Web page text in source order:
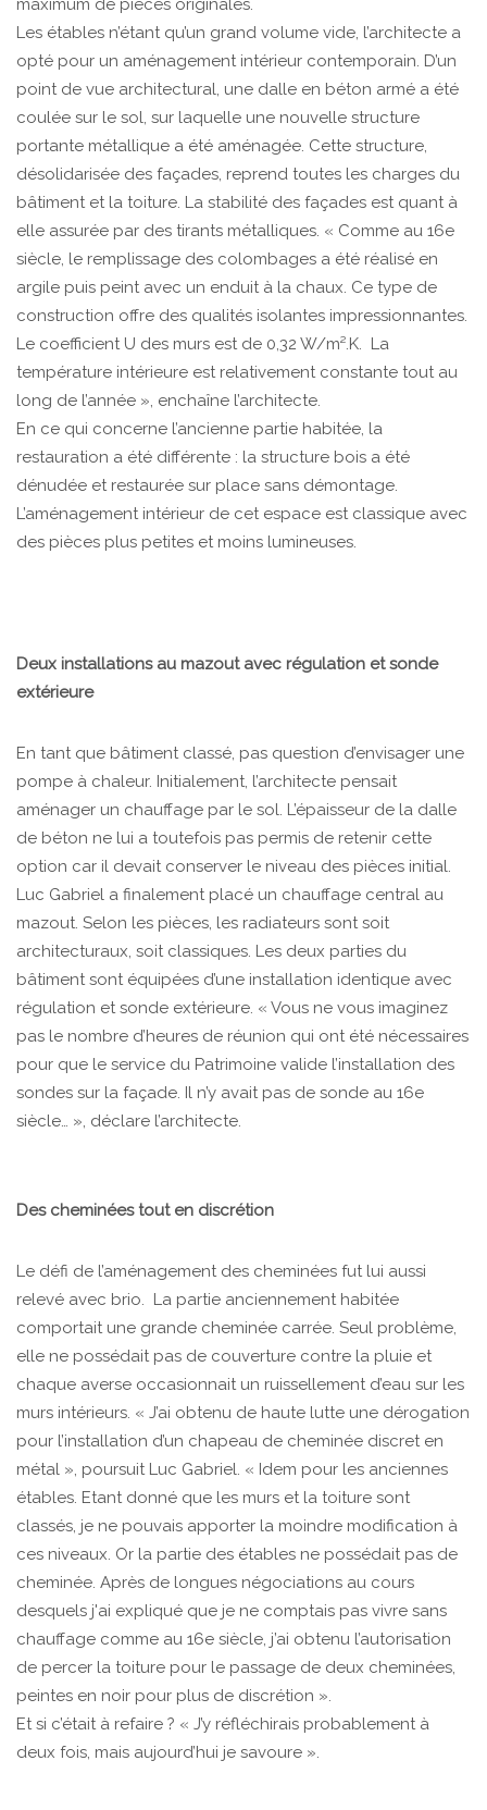
maximum de pièces originales.
Les étables n’étant qu’un grand volume vide, l’architecte a
opté pour un aménagement intérieur contemporain. D’un
point de vue architectural, une dalle en béton armé a été
coulée sur le sol, sur laquelle une nouvelle structure
portante métallique a été aménagée. Cette structure,
désolidarisée des façades, reprend toutes les charges du
bâtiment et la toiture. La stabilité des façades est quant à
elle assurée par des tirants métalliques. « Comme au 16e
siècle, le remplissage des colombages a été réalisé en
argile puis peint avec un enduit à la chaux. Ce type de
construction offre des qualités isolantes impressionnantes.
Le coefficient U des murs est de 0,32 W/m².K. La
température intérieure est relativement constante tout au
long de l’année », enchaîne l’architecte.
En ce qui concerne l’ancienne partie habitée, la
restauration a été différente : la structure bois a été
dénudée et restaurée sur place sans démontage.
L’aménagement intérieur de cet espace est classique avec
des pièces plus petites et moins lumineuses.
Deux installations au mazout avec régulation et sonde
extérieure
En tant que bâtiment classé, pas question d’envisager une
pompe à chaleur. Initialement, l’architecte pensait
aménager un chauffage par le sol. L’épaisseur de la dalle
de béton ne lui a toutefois pas permis de retenir cette
option car il devait conserver le niveau des pièces initial.
Luc Gabriel a finalement placé un chauffage central au
mazout. Selon les pièces, les radiateurs sont soit
architecturaux, soit classiques. Les deux parties du
bâtiment sont équipées d’une installation identique avec
régulation et sonde extérieure. « Vous ne vous imaginez
pas le nombre d’heures de réunion qui ont été nécessaires
pour que le service du Patrimoine valide l’installation des
sondes sur la façade. Il n’y avait pas de sonde au 16e
siècle… », déclare l’architecte.
Des cheminées tout en discrétion
Le défi de l’aménagement des cheminées fut lui aussi
relevé avec brio. La partie anciennement habitée
comportait une grande cheminée carrée. Seul problème,
elle ne possédait pas de couverture contre la pluie et
chaque averse occasionnait un ruissellement d’eau sur les
murs intérieurs. « J’ai obtenu de haute lutte une dérogation
pour l’installation d’un chapeau de cheminée discret en
métal », poursuit Luc Gabriel. « Idem pour les anciennes
étables. Etant donné que les murs et la toiture sont
classés, je ne pouvais apporter la moindre modification à
ces niveaux. Or la partie des étables ne possédait pas de
cheminée. Après de longues négociations au cours
desquels j'ai expliqué que je ne comptais pas vivre sans
chauffage comme au 16e siècle, j’ai obtenu l’autorisation
de percer la toiture pour le passage de deux cheminées,
peintes en noir pour plus de discrétion ».
Et si c’était à refaire ? « J’y réfléchirais probablement à
deux fois, mais aujourd’hui je savoure ».